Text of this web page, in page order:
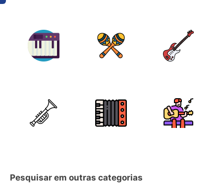
Pesquisar em outras categorias